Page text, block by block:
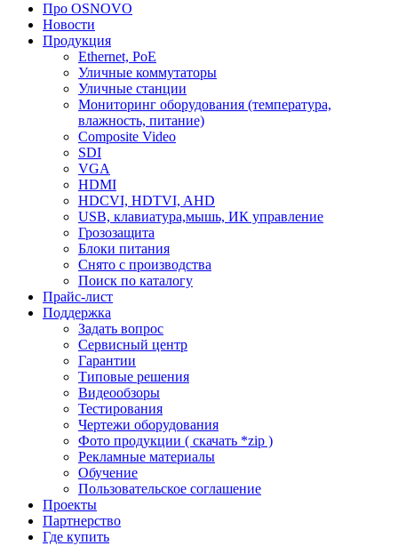
Про OSNOVO
Новости
Продукция
Ethernet, PoE
Уличные коммутаторы
Уличные станции
Мониторинг оборудования (температура,
влажность, питание)
Composite Video
SDI
VGA
HDMI
HDCVI, HDTVI, AHD
USB, клавиатура,мышь, ИК управление
Грозозащита
Блоки питания
Снято с производства
Поиск по каталогу
Прайс-лист
Поддержка
Задать вопрос
Сервисный центр
Гарантии
Типовые решения
Видеообзоры
Тестирования
Чертежи оборудования
Фото продукции ( скачать *zip )
Рекламные материалы
Обучение
Пользовательское соглашение
Проекты
Партнерство
Где купить